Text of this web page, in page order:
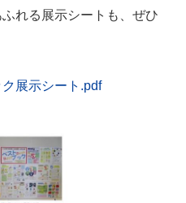
れる展示シートも、ぜひ
展示シート.pdf